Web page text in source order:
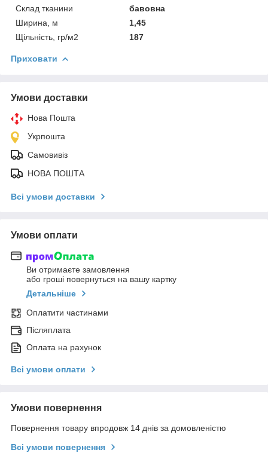
Склад тканини
бавовна
Ширина, м
1,45
Щільність, гр/м2
187
Приховати
Умови доставки
Нова Пошта
Укрпошта
Самовивіз
НОВА ПОШТА
Всі умови доставки
Умови оплати
Ви отримаєте замовлення
або гроші повернуться на вашу картку
Детальніше
Оплатити частинами
Післяплата
Оплата на рахунок
Всі умови оплати
Умови повернення
Повернення товару впродовж 14 днів за домовленістю
Всі умови повернення